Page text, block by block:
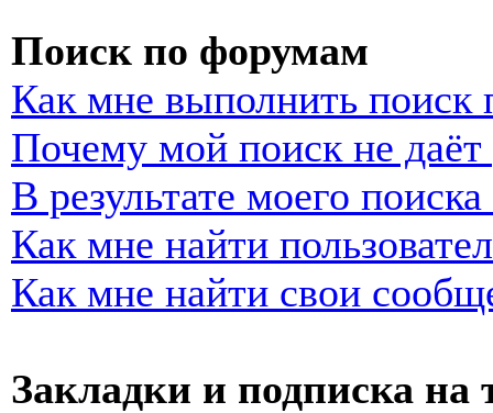
Поиск по форумам
Как мне выполнить
Почему мой поиск не даёт
В результате моего
Как мне найти
Как мне найти свои
Закладки и подписка на